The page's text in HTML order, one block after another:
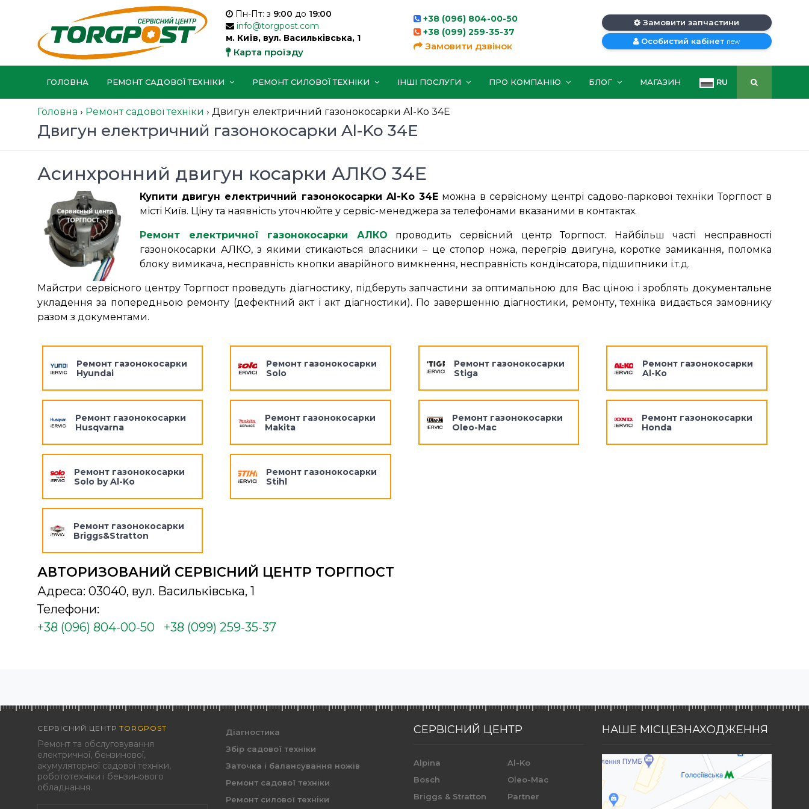
Пн-Пт: з 9:00 до 19:00
info@torgpost.com
м. Київ, вул. Васильківська, 1
Карта проїзду
+38 (096) 804-00-50
+38 (099) 259-35-37
Замовити дзвінок
Замовити запчастини
Особистий кабінет new
ГОЛОВНА РЕМОНТ САДОВОЇ ТЕХНІКИ РЕМОНТ СИЛОВОЇ ТЕХНІКИ ІНШІ ПОСЛУГИ ПРО КОМПАНІЮ БЛОГ МАГАЗИН RU
Головна › Ремонт садової техніки › Двигун електричний газонокосарки Al-Ko 34E
Двигун електричний газонокосарки Al-Ko 34E
Асинхронний двигун косарки АЛКО 34Е
Купити двигун електричний газонокосарки Al-Ko 34E можна в сервісному центрі садово-паркової техніки Торгпост в
місті Київ. Ціну та наявність уточнюйте у сервіс-менеджера за телефонами вказаними в контактах.
Ремонт електричної газонокосарки АЛКО проводить сервісний центр Торгпост. Найбільш часті несправності
газонокосарки АЛКО, з якими стикаються власники – це стопор ножа, перегрів двигуна, коротке замикання, поломка
блоку вимикача, несправність кнопки аварійного вимкнення, несправність кондінсатора, підшипники і.т.д.
Майстри сервісного центру Торгпост проведуть діагностику, підберуть запчастини за оптимальною для Вас ціною і зроблять документальне
укладення за попередньою ремонту (дефектний акт і акт діагностики). По завершенню діагностики, ремонту, техніка видається замовнику
разом з документами.
Ремонт газонокосарки
Hyundai
Ремонт газонокосарки
Husqvarna
Ремонт газонокосарки
Solo by Al-Ko
Ремонт газонокосарки
Briggs&Stratton
Ремонт газонокосарки
Solo
Ремонт газонокосарки
Makita
Ремонт газонокосарки
Stihl
Ремонт газонокосарки
Stiga
Ремонт газонокосарки
Oleo-Mac
Ремонт газонокосарки
Al-Ko
Ремонт газонокосарки
Honda
АВТОРИЗОВАНИЙ СЕРВІСНИЙ ЦЕНТР ТОРГПОСТ
Адреса: 03040, вул. Васильківська, 1
Телефони:
+38 (096) 804-00-50
+38 (099) 259-35-37
СЕРВІСНИЙ ЦЕНТР TORGPOST
Ремонт та обслуговування
електричної, бензинової,
акумуляторної садової техніки,
робототехніки і бензинового
обладнання.
Діагностика
Збір садової техніки
Заточка і балансування ножів
Ремонт садової техніки
Ремонт силової техніки
СЕРВІСНИЙ ЦЕНТР
Alpina
Bosch
Briggs & Stratton
Al-Ko
Oleo-Mac
Partner
НАШЕ МІСЦЕЗНАХОДЖЕННЯ